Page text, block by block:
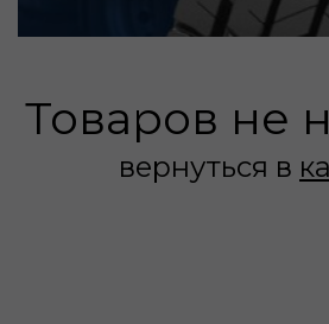
Товаров не
вернуться в